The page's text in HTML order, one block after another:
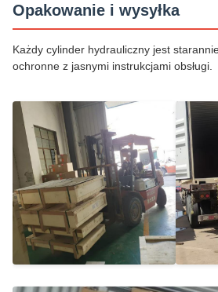
Opakowanie i wysyłka
Każdy cylinder hydrauliczny jest
ochronne z jasnymi instrukcjami obsługi.